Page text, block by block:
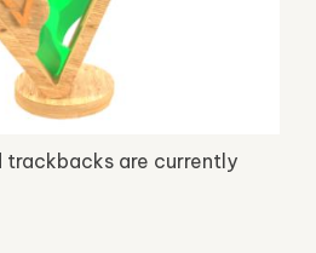
trackbacks are currently